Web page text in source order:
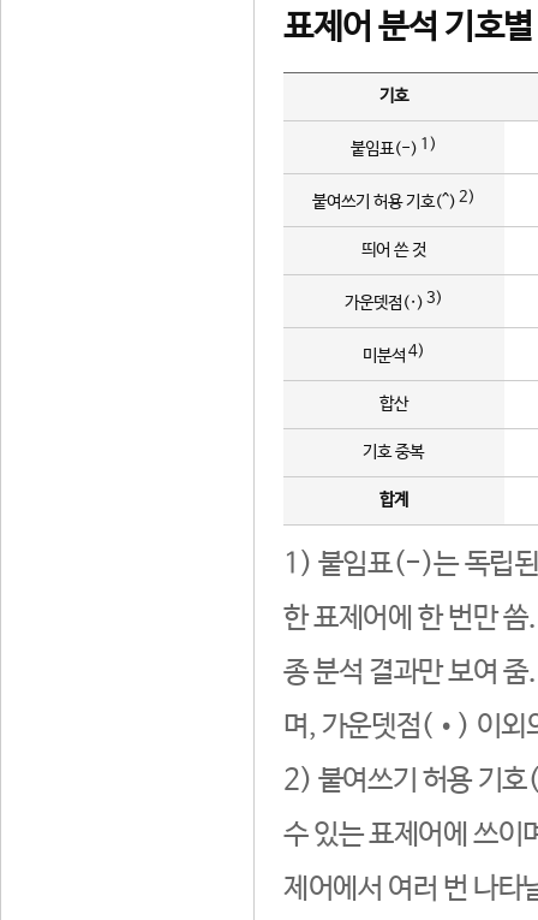
표제어 분석 기호
기호
붙임표(-) 1)
붙여쓰기 허용 기호(^) 2)
띄어 쓴 것
가운뎃점(·) 3)
미분석 4)
합산
기호 중복
합계
1) 붙임표(-)는 독립된
한 표제어에 한 번만
종 분석 결과만 보여
며, 가운뎃점(•) 이외
2) 붙여쓰기 허용 기호
수 있는 표제어에 쓰이
제어에서 여러 번 나타